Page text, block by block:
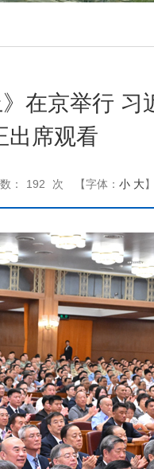
在京举行 习
出席观看
： 192 次 【字体： 小 大